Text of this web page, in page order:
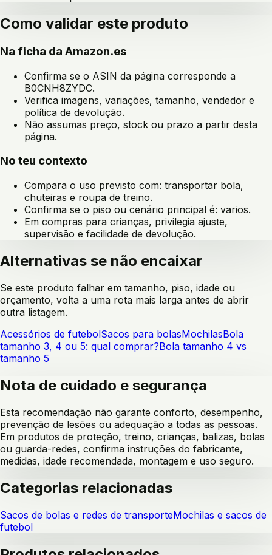
Como validar este produto
Na ficha da Amazon.es
Confirma se o ASIN da página corresponde a
B0CNH8ZYDC.
Verifica imagens, variações, tamanho, vendedor e
política de devolução.
Não assumas preço, stock ou prazo a partir desta
página.
No teu contexto
Compara o uso previsto com: transportar bola,
chuteiras e roupa de treino.
Confirma se o piso ou cenário principal é: varios.
Em compras para crianças, privilegia ajuste,
supervisão e facilidade de devolução.
Alternativas se não encaixar
Se este produto falhar em tamanho, piso, idade ou
orçamento, volta a uma rota mais larga antes de abrir
outra listagem.
Acessórios de futebolSacos para bolasMochilasBola
tamanho 3, 4 ou 5: qual comprar?Bola tamanho 4 vs
tamanho 5
Nota de cuidado e segurança
Esta recomendação não garante conforto, desempenho,
prevenção de lesões ou adequação a todas as pessoas.
Em produtos de proteção, treino, crianças, balizas, bolas
ou guarda-redes, confirma instruções do fabricante,
medidas, idade recomendada, montagem e uso seguro.
Categorias relacionadas
Sacos de bolas e redes de transporteMochilas e sacos de
futebol